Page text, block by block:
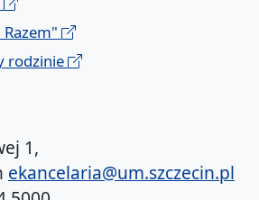
rodzinie
1,
ekancelaria@um.szczecin.pl